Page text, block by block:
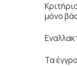
μόνο
Τα